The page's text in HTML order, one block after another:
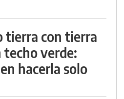
tierra con tierra
techo verde:
hacerla solo